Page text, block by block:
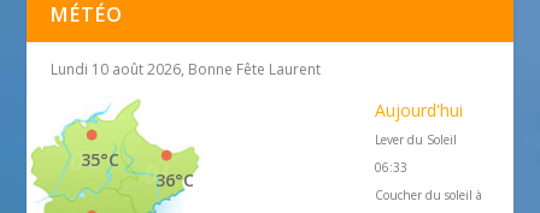
MÉTÉO
Lundi 10 août 2026, Bonne Fête Laurent
36°C
35°C
Aujourd'hui
Lever du Soleil
06:33
Coucher du soleil à